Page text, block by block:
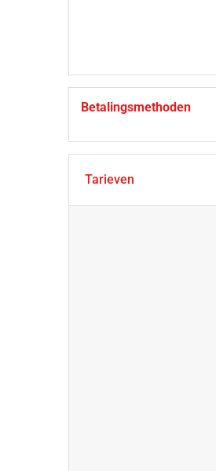
Betalingsmethoden
Tarieven